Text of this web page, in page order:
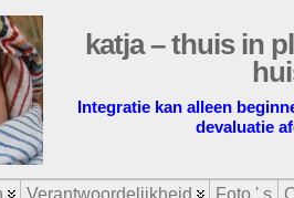
katja – thuis in
Integratie kan alleen
devaluatie
Verantwoordelijkheid Foto ' s